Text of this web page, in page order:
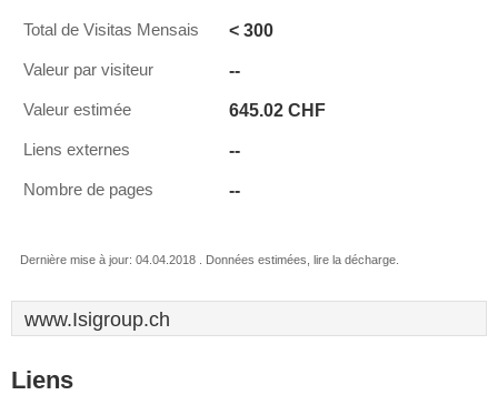
Total de Visitas Mensais < 300
Valeur par visiteur --
Valeur estimée 645.02 CHF
Liens externes --
Nombre de pages --
Dernière mise à jour: 04.04.2018 . Données estimées, lire la décharge.
www.Isigroup.ch
Liens